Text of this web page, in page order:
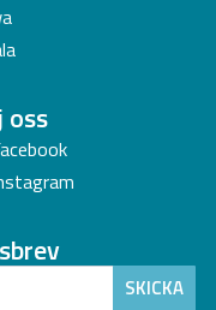
oss
SKICKA